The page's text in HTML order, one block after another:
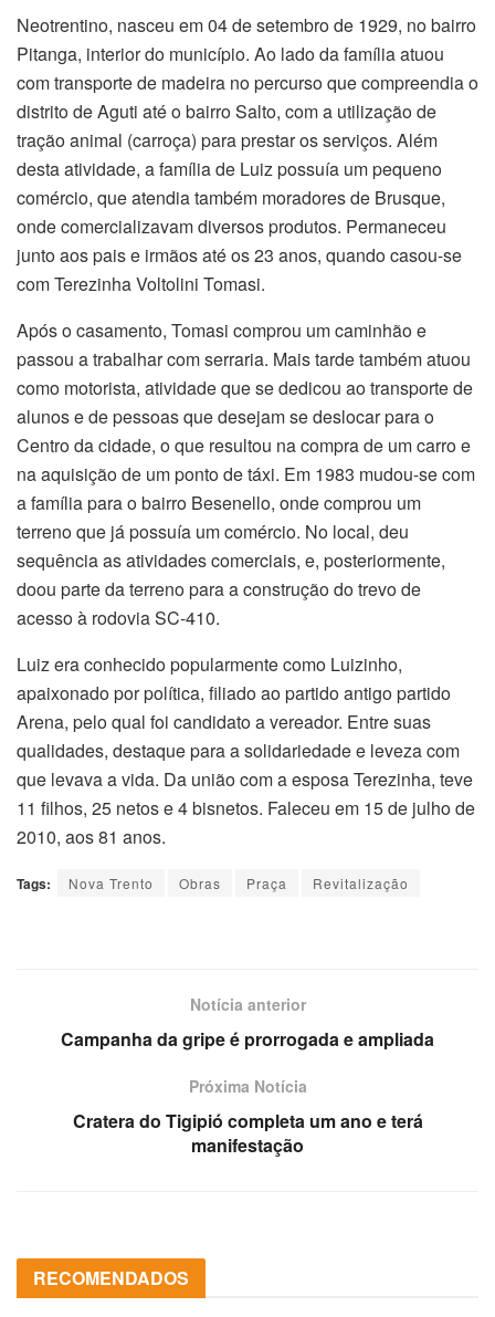
Neotrentino, nasceu em 04 de setembro de 1929, no bairro
Pitanga, interior do município. Ao lado da família atuou
com transporte de madeira no percurso que compreendia o
distrito de Aguti até o bairro Salto, com a utilização de
tração animal (carroça) para prestar os serviços. Além
desta atividade, a família de Luiz possuía um pequeno
comércio, que atendia também moradores de Brusque,
onde comercializavam diversos produtos. Permaneceu
junto aos pais e irmãos até os 23 anos, quando casou-se
com Terezinha Voltolini Tomasi.
Após o casamento, Tomasi comprou um caminhão e
passou a trabalhar com serraria. Mais tarde também atuou
como motorista, atividade que se dedicou ao transporte de
alunos e de pessoas que desejam se deslocar para o
Centro da cidade, o que resultou na compra de um carro e
na aquisição de um ponto de táxi. Em 1983 mudou-se com
a família para o bairro Besenello, onde comprou um
terreno que já possuía um comércio. No local, deu
sequência as atividades comerciais, e, posteriormente,
doou parte da terreno para a construção do trevo de
acesso à rodovia SC-410.
Luiz era conhecido popularmente como Luizinho,
apaixonado por política, filiado ao partido antigo partido
Arena, pelo qual foi candidato a vereador. Entre suas
qualidades, destaque para a solidariedade e leveza com
que levava a vida. Da união com a esposa Terezinha, teve
11 filhos, 25 netos e 4 bisnetos. Faleceu em 15 de julho de
2010, aos 81 anos.
Tags: Nova Trento Obras Praça Revitalização
Notícia anterior
Campanha da gripe é prorrogada e ampliada
Próxima Notícia
Cratera do Tigipió completa um ano e terá
manifestação
RECOMENDADOS